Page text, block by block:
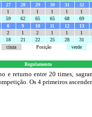
27 28 29 30 31
32
1 1 1 1 1
1
59 62 65 65 68
69
8 9 10 11 12
13
2 1 2 1 1
1
18 21 22 25 28
31
cinza Posição verde
Regulamento
e returno entre 20 times,
Os 4 primeiros